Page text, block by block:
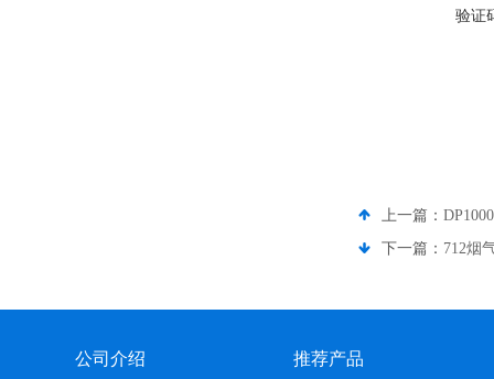
验证
上一篇：
下一篇： 712烟
公司介绍 推荐产品